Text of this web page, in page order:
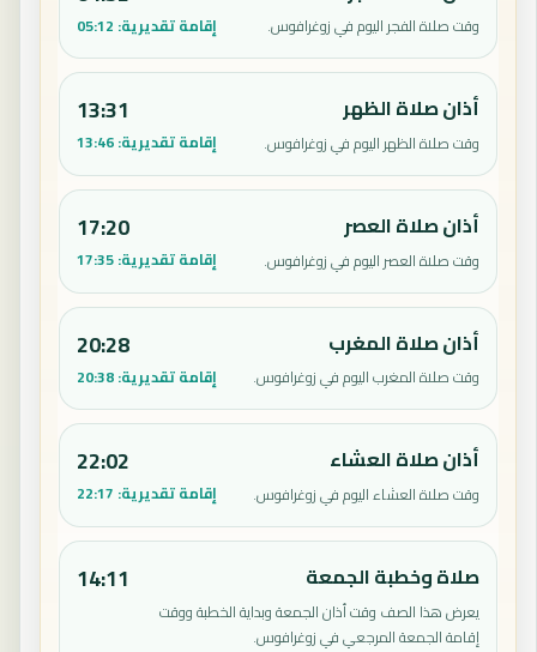
وقت صلاة الفجر اليوم في زوغرافوس. إقامة تقديرية: 05:12
أذان صلاة الظهر
وقت صلاة الظهر اليوم في زوغرافوس.
13:31
إقامة تقديرية:13:46
أذان صلاة العصر
وقت صلاة العصر اليوم في زوغرافوس.
17:20
إقامة تقديرية:17:35
أذان صلاة المغرب
وقت صلاة المغرب اليوم في زوغرافوس.
20:28
إقامة تقديرية:20:38
أذان صلاة العشاء
وقت صلاة العشاء اليوم في زوغرافوس.
22:02
إقامة تقديرية: 22:17
صلاة وخطبة الجمعة
يعرض هذا الصف وقت أذان الجمعة وبداية الخطبة ووقت
إقامة الجمعة المرجعي في زوغرافوس.
14:11